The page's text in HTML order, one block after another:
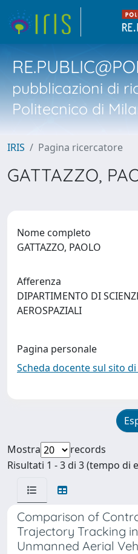
pubblicazioni di
Politecnico di
IRIS Pagina ricercatore
GATTAZZO,
Nome completo
GATTAZZO, PAOLO
Afferenza
DIPARTIMENTO DI
AEROSPAZIALI
Pagina personale
Scheda docente sul sito
Mostra
records
Risultati 1 - 3 di 3 (tempo di
Comparison of
Trajectory Tracking
Unmanned Aerial